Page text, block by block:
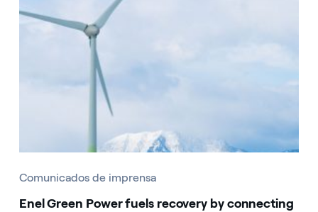
Comunicados de imprensa
Enel Green Power fuels recovery by connecting